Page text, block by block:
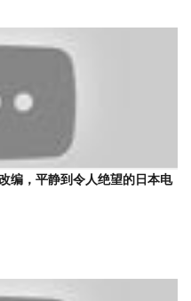
编，平静到令人绝望的日本电